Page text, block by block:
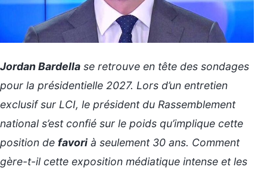
Jordan Bardella se retrouve en tête des sondages
pour la présidentielle 2027. Lors d’un entretien
exclusif sur LCI, le président du Rassemblement
national s’est confié sur le poids qu’implique cette
position de favori à seulement 30 ans. Comment
gère-t-il cette exposition médiatique intense et les